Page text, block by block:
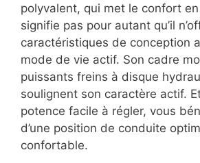
polyvalent, qui met le confort
signifie pas pour autant qu’il
caractéristiques de conception
mode de vie actif. Son cadre
puissants freins à disque
soulignent son caractère actif.
potence facile à régler, vous
d’une position de conduite
confortable.